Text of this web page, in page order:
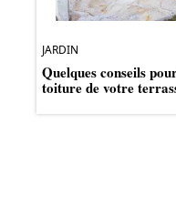
JARDIN
Quelques conseils
toiture de votre